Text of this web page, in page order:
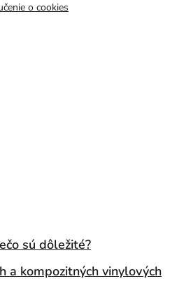
o cookies
sú dôležité?
a kompozitných vinylových